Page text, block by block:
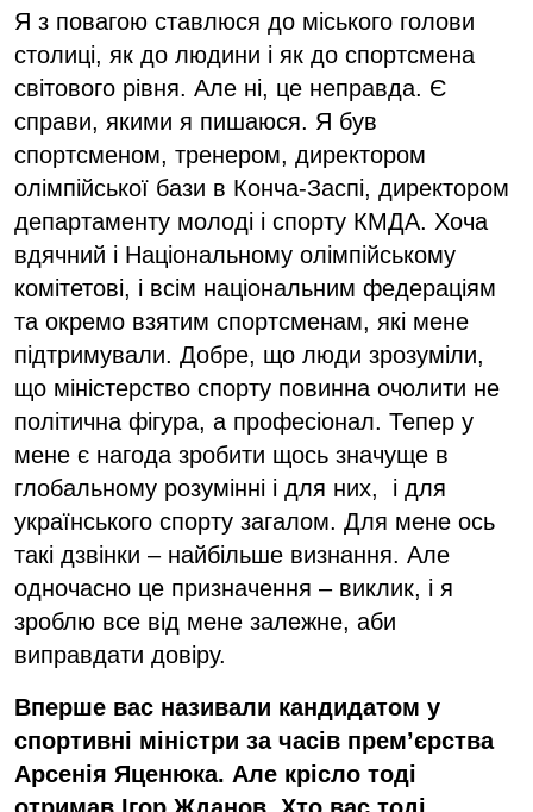
Я з повагою ставлюся до міського голови
столиці, як до людини і як до спортсмена
світового рівня. Але ні, це неправда. Є
справи, якими я пишаюся. Я був
спортсменом, тренером, директором
олімпійської бази в Конча-Заспі, директором
департаменту молоді і спорту КМДА. Хоча
вдячний і Національному олімпійському
комітетові, і всім національним федераціям
та окремо взятим спортсменам, які мене
підтримували. Добре, що люди зрозуміли,
що міністерство спорту повинна очолити не
політична фігура, а професіонал. Тепер у
мене є нагода зробити щось значуще в
глобальному розумінні і для них, і для
українського спорту загалом. Для мене ось
такі дзвінки – найбільше визнання. Але
одночасно це призначення – виклик, і я
зроблю все від мене залежне, аби
виправдати довіру.
Вперше вас називали кандидатом у
спортивні міністри за часів прем’єрства
Арсенія Яценюка. Але крісло тоді